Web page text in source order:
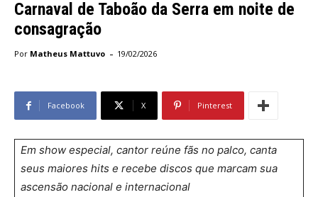
Carnaval de Taboão da Serra em noite de
consagração
Por Matheus Mattuvo - 19/02/2026
Facebook X Pinterest
Em show especial, cantor reúne fãs no palco, canta
seus maiores hits e recebe discos que marcam sua
ascensão nacional e internacional